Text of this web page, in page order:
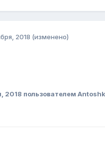
2018 (изменено)
2018 пользователем